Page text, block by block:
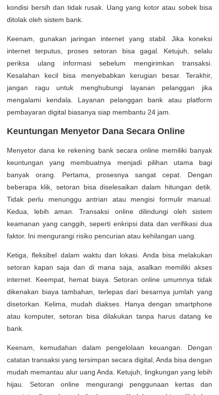
kondisi bersih dan tidak rusak. Uang yang kotor atau sobek bisa
ditolak oleh sistem bank.
Keenam, gunakan jaringan internet yang stabil. Jika koneksi
internet terputus, proses setoran bisa gagal. Ketujuh, selalu
periksa ulang informasi sebelum mengirimkan transaksi.
Kesalahan kecil bisa menyebabkan kerugian besar. Terakhir,
jangan ragu untuk menghubungi layanan pelanggan jika
mengalami kendala. Layanan pelanggan bank atau platform
pembayaran digital biasanya siap membantu 24 jam.
Keuntungan Menyetor Dana Secara Online
Menyetor dana ke rekening bank secara online memiliki banyak
keuntungan yang membuatnya menjadi pilihan utama bagi
banyak orang. Pertama, prosesnya sangat cepat. Dengan
beberapa klik, setoran bisa diselesaikan dalam hitungan detik.
Tidak perlu menunggu antrian atau mengisi formulir manual.
Kedua, lebih aman. Transaksi online dilindungi oleh sistem
keamanan yang canggih, seperti enkripsi data dan verifikasi dua
faktor. Ini mengurangi risiko pencurian atau kehilangan uang.
Ketiga, fleksibel dalam waktu dan lokasi. Anda bisa melakukan
setoran kapan saja dan di mana saja, asalkan memiliki akses
internet. Keempat, hemat biaya. Setoran online umumnya tidak
dikenakan biaya tambahan, terlepas dari besarnya jumlah yang
disetorkan. Kelima, mudah diakses. Hanya dengan smartphone
atau komputer, setoran bisa dilakukan tanpa harus datang ke
bank.
Keenam, kemudahan dalam pengelolaan keuangan. Dengan
catatan transaksi yang tersimpan secara digital, Anda bisa dengan
mudah memantau alur uang Anda. Ketujuh, lingkungan yang lebih
hijau. Setoran online mengurangi penggunaan kertas dan